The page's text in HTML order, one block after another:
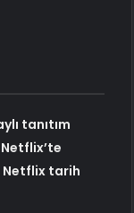
tanıtım
Netflix tarih